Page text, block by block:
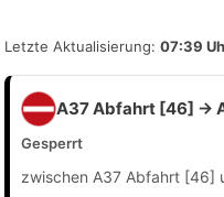
Letzte Aktualisierung: 07:39
A37 Abfahrt [46] →
Gesperrt
zwischen A37 Abfahrt [46]